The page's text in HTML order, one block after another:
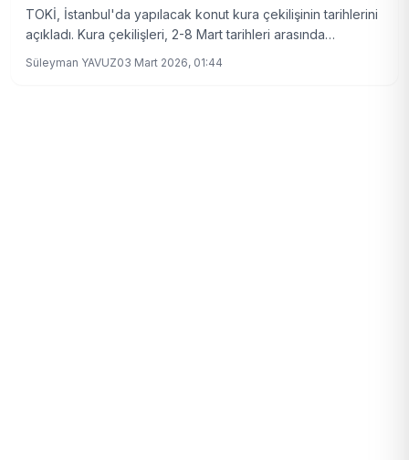
TOKİ, İstanbul'da yapılacak konut kura çekilişinin tarihlerini
açıkladı. Kura çekilişleri, 2-8 Mart tarihleri arasında
Süleyman YAVUZ03 Mart 2026, 01:44